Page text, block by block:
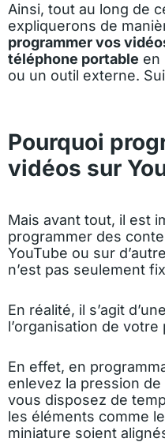
Ainsi, tout au long de
expliquerons de
programmer vos
téléphone portable en
ou un outil externe.
Pourquoi
vidéos sur
Mais avant tout, il est
programmer des
YouTube ou sur
n’est pas seulement
En réalité, il s’agit
l’organisation de
En effet, en
enlevez la pression
vous disposez de
les éléments comme
miniature soient